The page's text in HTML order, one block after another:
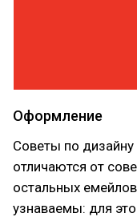
Оформление
Советы по
отличаются от
остальных
узнаваемы: для